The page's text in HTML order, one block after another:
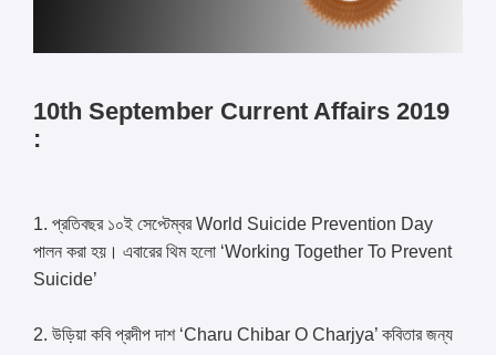
10th September Current Affairs 2019
:
1. প্রতিবছর ১০ই সেপ্টেম্বর World Suicide Prevention Day
পালন করা হয়। এবারের থিম হলো ‘Working Together To Prevent
Suicide’
2. উড়িয়া কবি প্রদীপ দাশ ‘Charu Chibar O Charjya’ কবিতার জন্য